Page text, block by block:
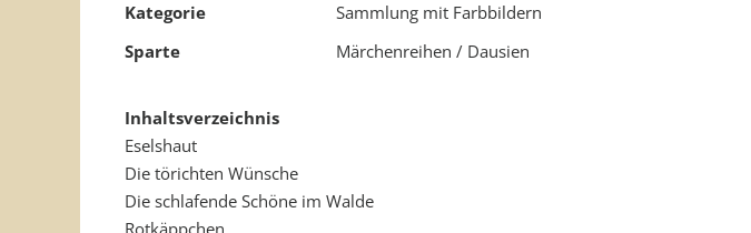
Kategorie
Sammlung mit Farbbildern
Sparte
Märchenreihen / Dausien
Inhaltsverzeichnis
Eselshaut
Die törichten Wünsche
Die schlafende Schöne im Walde
Rotkäppchen